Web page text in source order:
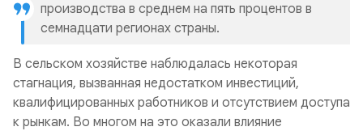
производства в среднем на пять процентов в
семнадцати регионах страны.
В сельском хозяйстве наблюдалась некоторая
стагнация, вызванная недостатком инвестиций,
квалифицированных работников и отсутствием доступа
к рынкам. Во многом на это оказали влияние